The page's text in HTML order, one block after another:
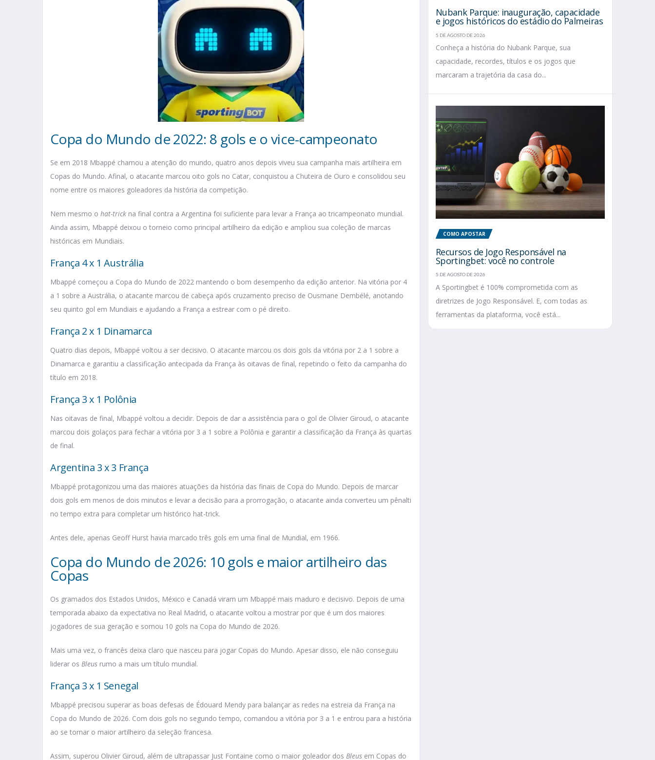
Copa do Mundo de 2022: 8 gols e o vice-campeonato
Se em 2018 Mbappé chamou a atenção do mundo, quatro anos depois viveu sua campanha mais artilheira em
Copas do Mundo. Afinal, o atacante marcou oito gols no Catar, conquistou a Chuteira de Ouro e consolidou seu
nome entre os maiores goleadores da história da competição.
Nem mesmo o hat-trick na final contra a Argentina foi suficiente para levar a França ao tricampeonato mundial.
Ainda assim, Mbappé deixou o torneio como principal artilheiro da edição e ampliou sua coleção de marcas
históricas em Mundiais.
França 4 x 1 Austrália
Mbappé começou a Copa do Mundo de 2022 mantendo o bom desempenho da edição anterior. Na vitória por 4
a 1 sobre a Austrália, o atacante marcou de cabeça após cruzamento preciso de Ousmane Dembélé, anotando
seu quinto gol em Mundiais e ajudando a França a estrear com o pé direito.
França 2 x 1 Dinamarca
Quatro dias depois, Mbappé voltou a ser decisivo. O atacante marcou os dois gols da vitória por 2 a 1 sobre a
Dinamarca e garantiu a classificação antecipada da França às oitavas de final, repetindo o feito da campanha do
título em 2018.
França 3 x 1 Polônia
Nas oitavas de final, Mbappé voltou a decidir. Depois de dar a assistência para o gol de Olivier Giroud, o atacante
marcou dois golaços para fechar a vitória por 3 a 1 sobre a Polônia e garantir a classificação da França às quartas
de final.
Argentina 3 x 3 França
Mbappé protagonizou uma das maiores atuações da história das finais de Copa do Mundo. Depois de marcar
dois gols em menos de dois minutos e levar a decisão para a prorrogação, o atacante ainda converteu um pênalti
no tempo extra para completar um histórico hat-trick.
Antes dele, apenas Geoff Hurst havia marcado três gols em uma final de Mundial, em 1966.
Copa do Mundo de 2026: 10 gols e maior artilheiro das
Copas
Os gramados dos Estados Unidos, México e Canadá viram um Mbappé mais maduro e decisivo. Depois de uma
temporada abaixo da expectativa no Real Madrid, o atacante voltou a mostrar por que é um dos maiores
jogadores de sua geração e somou 10 gols na Copa do Mundo de 2026.
Mais uma vez, o francês deixa claro que nasceu para jogar Copas do Mundo. Apesar disso, ele não conseguiu
liderar os Bleus rumo a mais um título mundial.
França 3 x 1 Senegal
Mbappé precisou superar as boas defesas de Édouard Mendy para balançar as redes na estreia da França na
Copa do Mundo de 2026. Com dois gols no segundo tempo, comandou a vitória por 3 a 1 e entrou para a história
ao se tornar o maior artilheiro da seleção francesa.
Assim, superou Olivier Giroud, além de ultrapassar Just Fontaine como o maior goleador dos Bleus em Copas do
Nubank Parque: inauguração, capacidade
e jogos históricos do estádio do Palmeiras
5 DE AGOSTO DE 2026
Conheça a história do Nubank Parque, sua
capacidade, recordes, títulos e os jogos que
marcaram a trajetória da casa do...
COMO APOSTAR
Recursos de Jogo Responsável na
Sportingbet: você no controle
5 DE AGOSTO DE 2026
A Sportingbet é 100% comprometida com as
diretrizes de Jogo Responsável. E, com todas as
ferramentas da plataforma, você está...